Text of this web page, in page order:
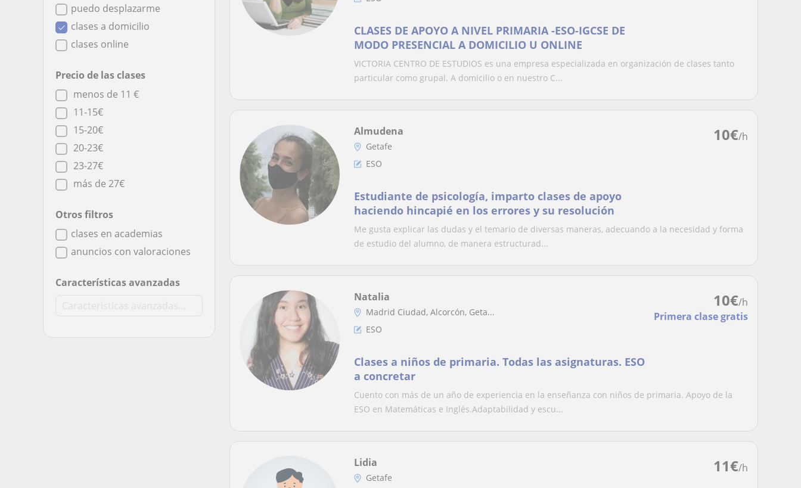
puedo desplazarme
clases a domicilio
clases online
Precio de las clases
menos de 11 €
11-15€
15-20€
20-23€
23-27€
más de 27€
Otros filtros
clases en academias
anuncios con valoraciones
Características avanzadas
CLASES DE APOYO A NIVEL PRIMARIA -ESO-IGCSE DE
MODO PRESENCIAL A DOMICILIO U ONLINE
VICTORIA CENTRO DE ESTUDIOS es una empresa especializada en organización de clases tanto
particular como grupal. A domicilio o en nuestro C...
10€/h
Almudena
Getafe
ESO
Estudiante de psicología, imparto clases de apoyo
haciendo hincapié en los errores y su resolución
Me gusta explicar las dudas y el temario de diversas maneras, adecuando a la necesidad y forma
de estudio del alumno, de manera estructurad...
10€/h
Primera clase gratis
Natalia
Madrid Ciudad, Alcorcón, Geta...
ESO
Clases a niños de primaria. Todas las asignaturas. ESO
a concretar
Cuento con más de un año de experiencia en la enseñanza con niños de primaria. Apoyo de la
ESO en Matemáticas e Inglés.Adaptabilidad y escu...
11€/h
Lidia
Getafe